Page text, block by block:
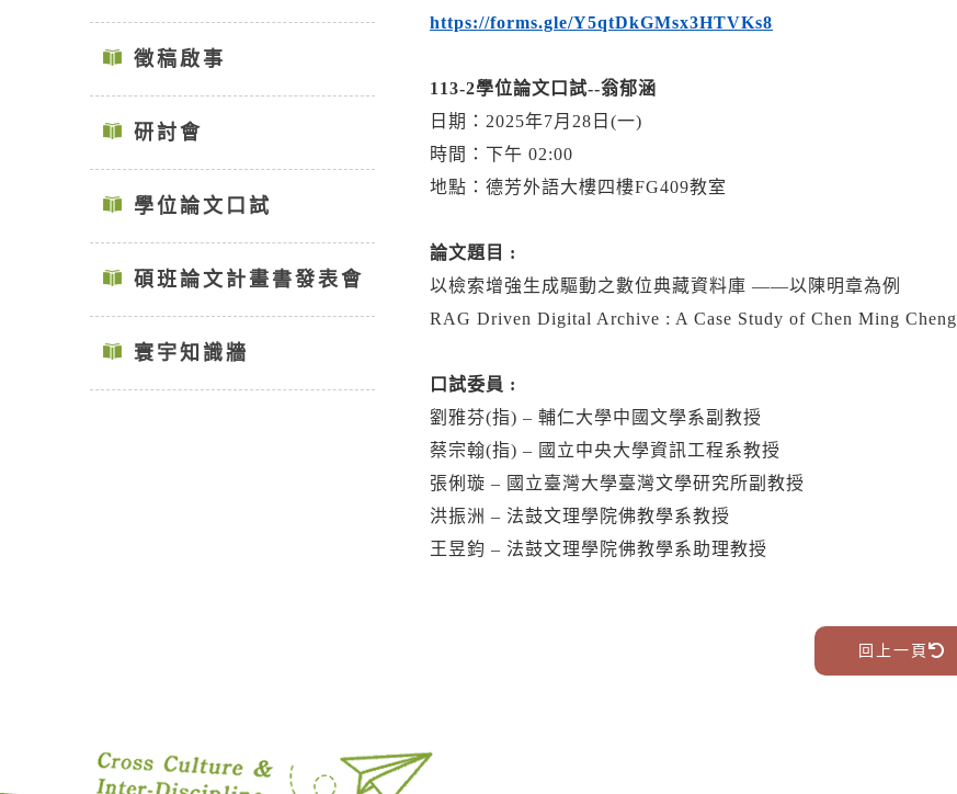
徵稿啟事
研討會
學位論文口試
碩班論文計畫書發表會
寰宇知識牆
https://forms.gle/Y5qtDkGMsx3HTVKs8
113-2學位論文口試--翁郁涵
日期：2025年7月28日(一)
時間：下午 02:00
地點：德芳外語大樓四樓FG409教室
論文題目 :
以檢索增強生成驅動之數位典藏資料庫 ——以陳明章為例
RAG Driven Digital Archive : A Case Study of Chen Ming Cheng
口試委員 :
劉雅芬(指) – 輔仁大學中國文學系副教授
蔡宗翰(指) – 國立中央大學資訊工程系教授
張俐璇 – 國立臺灣大學臺灣文學研究所副教授
洪振洲 – 法鼓文理學院佛教學系教授
王昱鈞 – 法鼓文理學院佛教學系助理教授
回上一頁